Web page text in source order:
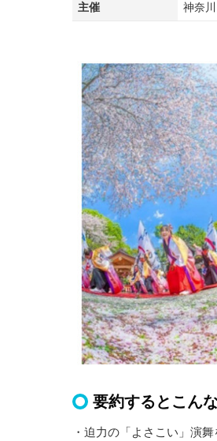
主催 神奈
要約するとこん
・迫力の「よさこい」演